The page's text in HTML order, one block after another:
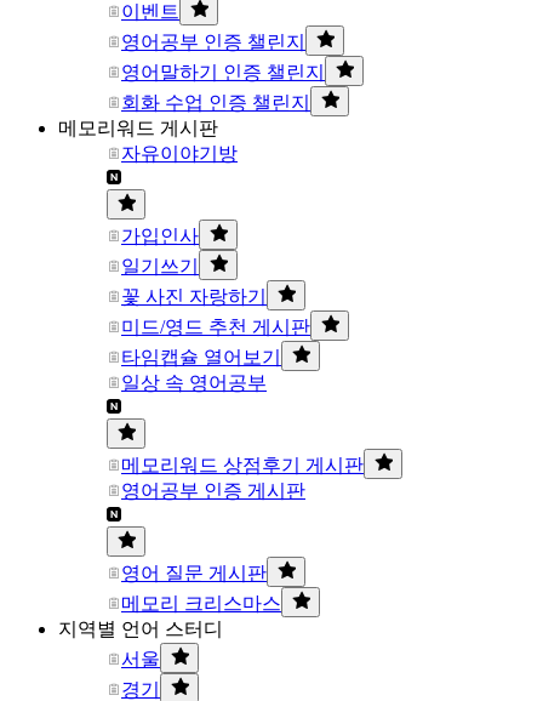
이벤트
영어공부 인증 챌린지
영어말하기 인증 챌린지
회화 수업 인증 챌린지
메모리워드 게시판
자유이야기방
가입인사
일기쓰기
꽃 사진 자랑하기
미드/영드 추천 게시판
타임캡슐 열어보기
일상 속 영어공부
메모리워드 상점후기 게시판
영어공부 인증 게시판
영어 질문 게시판
메모리 크리스마스
지역별 언어 스터디
서울
경기